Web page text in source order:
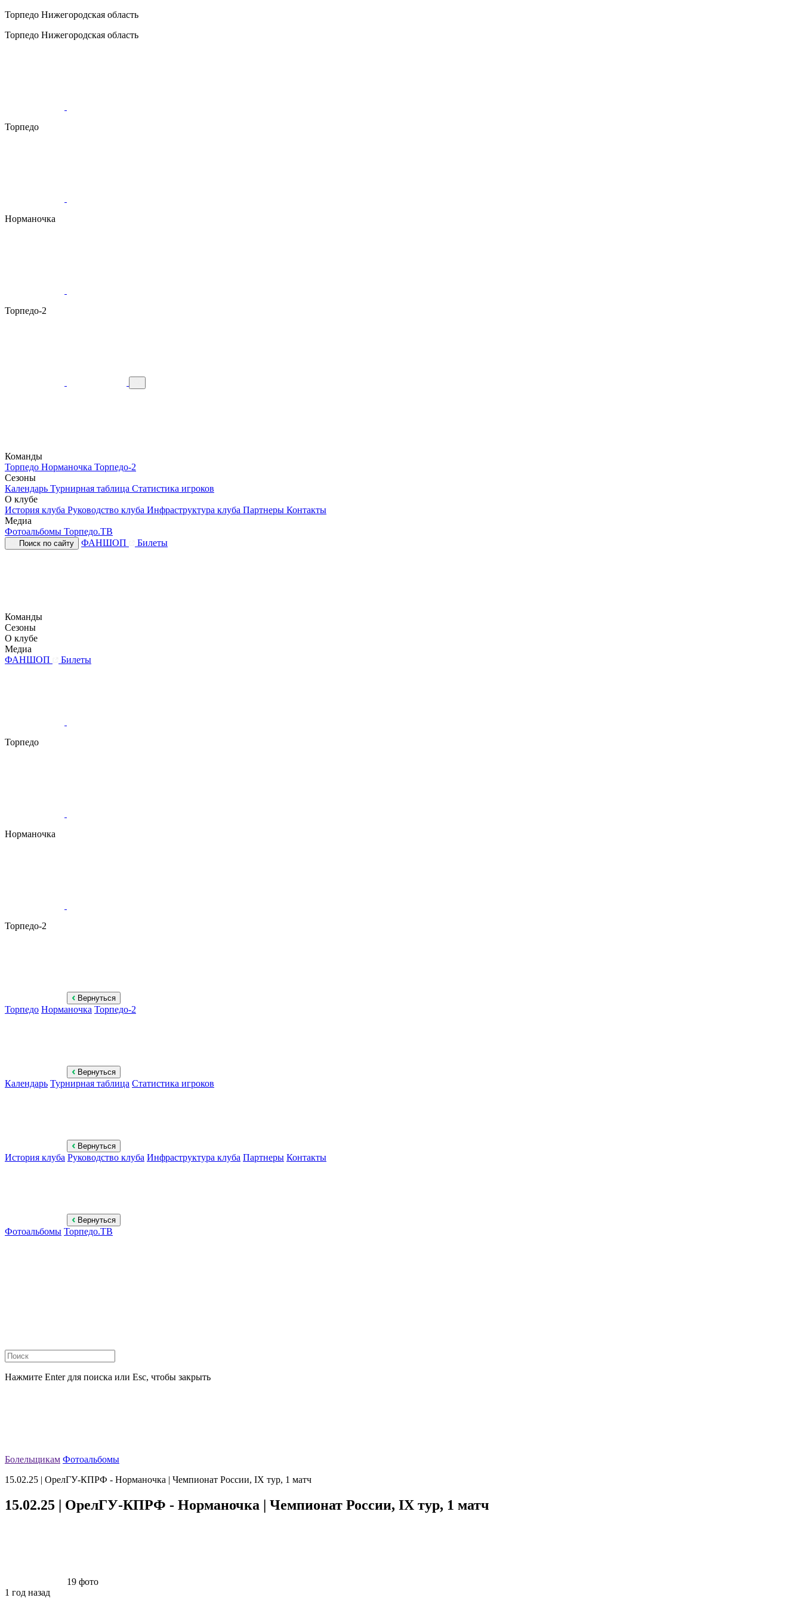
Торпедо Нижегородская область
Торпедо Нижегородская область
Торпедо
Норманочка
Торпедо-2
Команды
Торпедо Норманочка Торпедо-2
Сезоны
Календарь Турнирная таблица Статистика игроков
О клубе
История клуба Руководство клуба Инфраструктура клуба Партнеры Контакты
Медиа
Фотоальбомы Торпедо.ТВ
Поиск по сайту ФАНШОП Билеты
Команды
Сезоны
О клубе
Медиа
ФАНШОП
Билеты
Торпедо
Норманочка
Торпедо-2
Вернуться
Торпедо Норманочка Торпедо-2
Вернуться
Календарь Турнирная таблица Статистика игроков
Вернуться
История клуба Руководство клуба Инфраструктура клуба Партнеры Контакты
Вернуться
Фотоальбомы Торпедо.ТВ
Нажмите Enter для поиска или Esc, чтобы закрыть
Болельщикам Фотоальбомы
15.02.25 | ОрелГУ-КПРФ - Норманочка | Чемпионат России, IX тур, 1 матч
15.02.25 | ОрелГУ-КПРФ - Норманочка | Чемпионат России, IX тур, 1 матч
19 фото
1 год назад